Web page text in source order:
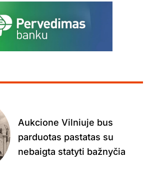
Aukcione Vilniuje bus
parduotas pastatas su
nebaigta statyti bažnyčia